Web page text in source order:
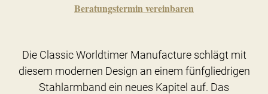
Beratungstermin vereinbaren
Die Classic Worldtimer Manufacture schlägt mit
diesem modernen Design an einem fünfgliedrigen
Stahlarmband ein neues Kapitel auf. Das